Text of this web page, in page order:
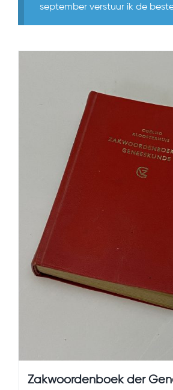
september verstuur ik de
Zakwoordenboek der